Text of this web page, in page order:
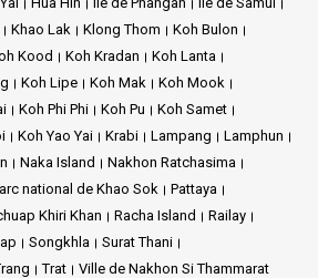
au-delà des horizons des océans que nous
à devenir un opérateur de ferry leader
être reconnus pour notre excellence
et notre attention exceptionnelle
satisfaction est notre objectif ultime, et
votre premier choix pour les voyages
:
Khao Lak Klong Thom
Koh Bulon
Kood Koh Kradan
Koh Lanta
Koh Lipe Koh Mak
Koh Mook
Koh Phi Phi Koh Pu
Koh Samet
Koh Yao Yai Krabi Lampang
Lamphun
Naka Island
Nakhon Ratchasima
national de Khao Sok
Pattaya
Khiri Khan Racha Island
Railay
Songkhla
Surat Thani
Trat Ville de Nakhon Si Thammarat